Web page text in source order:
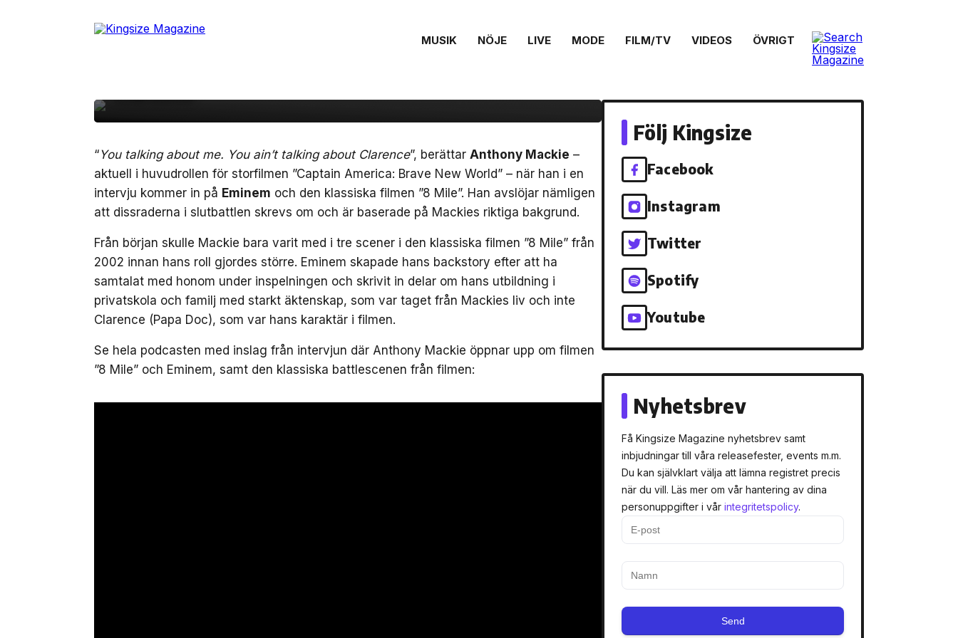
MUSIK NÖJE LIVE MODE FILM/TV VIDEOS ÖVRIGT
den klassiska battlen i ”8 Mile” med
“You talking about me. You ain’t talking about Clarence”, berättar Anthony Mackie –
aktuell i huvudrollen för storfilmen ”Captain America: Brave New World” – när han i en
intervju kommer in på Eminem och den klassiska filmen ”8 Mile”. Han avslöjar nämligen
att dissraderna i slutbattlen skrevs om och är baserade på Mackies riktiga bakgrund.
Från början skulle Mackie bara varit med i tre scener i den klassiska filmen ”8 Mile” från
2002 innan hans roll gjordes större. Eminem skapade hans backstory efter att ha
samtalat med honom under inspelningen och skrivit in delar om hans utbildning i
privatskola och familj med starkt äktenskap, som var taget från Mackies liv och inte
Clarence (Papa Doc), som var hans karaktär i filmen.
Se hela podcasten med inslag från intervjun där Anthony Mackie öppnar upp om filmen
”8 Mile” och Eminem, samt den klassiska battlescenen från filmen:
Följ Kingsize
Facebook
Instagram
Twitter
Spotify
Youtube
Nyhetsbrev
Få Kingsize Magazine nyhetsbrev samt
inbjudningar till våra releasefester, events m.m.
Du kan självklart välja att lämna registret precis
när du vill. Läs mer om vår hantering av dina
personuppgifter i vår integritetspolicy.
Send